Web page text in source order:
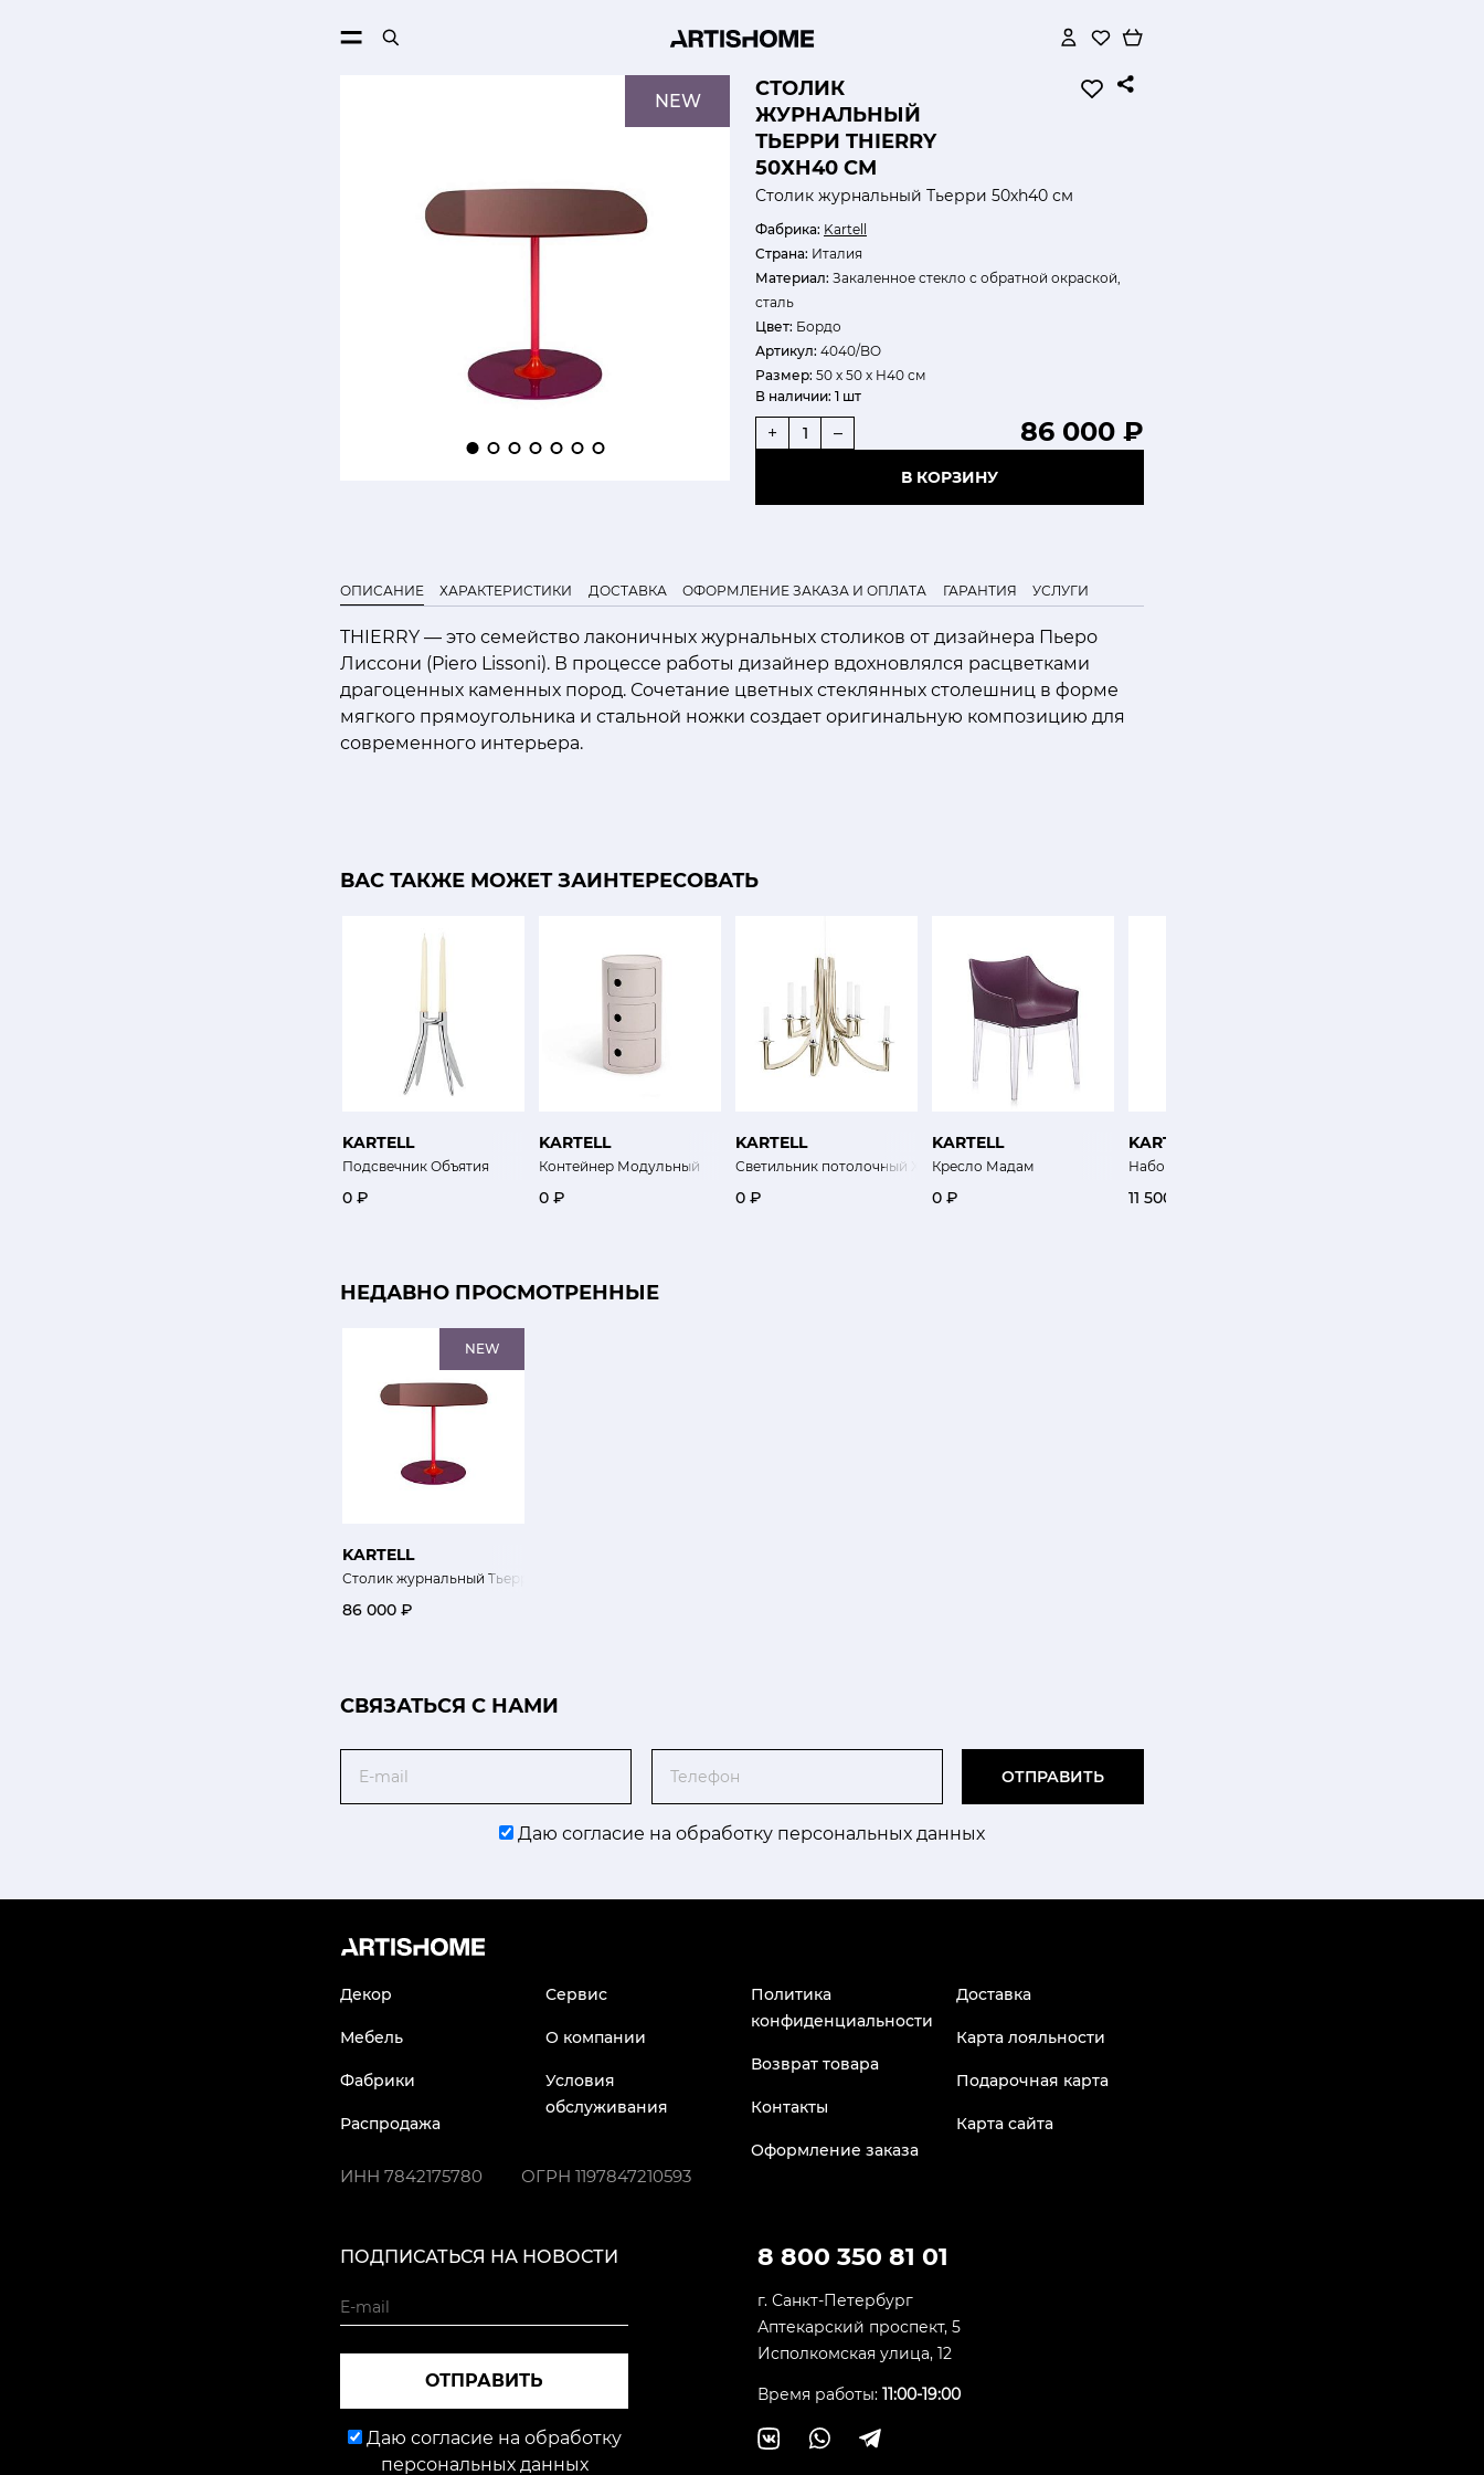
СТОЛИК
ЖУРНАЛЬНЫЙ
ТЬЕРРИ THIERRY
50ХH40 СМ
Столик журнальный Тьерри 50хh40 см
Фабрика: Kartell
Страна: Италия
Материал: Закаленное стекло с обратной окраской,
сталь
Цвет: Бордо
Артикул: 4040/BO
Размер: 50 х 50 х H40 см
В наличии: 1 шт
86 000 ₽
+ –
В КОРЗИНУ
NEW
ОПИСАНИЕ ХАРАКТЕРИСТИКИ ДОСТАВКА ОФОРМЛЕНИЕ ЗАКАЗА И ОПЛАТА ГАРАНТИЯ УСЛУГИ
THIERRY — это семейство лаконичных журнальных столиков от дизайнера Пьеро
Лиссони (Piero Lissoni). В процессе работы дизайнер вдохновлялся расцветками
драгоценных каменных пород. Сочетание цветных стеклянных столешниц в форме
мягкого прямоугольника и стальной ножки создает оригинальную композицию для
современного интерьера.
ВАС ТАКЖЕ МОЖЕТ ЗАИНТЕРЕСОВАТЬ
KARTELL
Подсвечник Объятия
0 ₽
KARTELL
Контейнер Модульный
0 ₽
KARTELL
Светильник потолочный Хан
0 ₽
KARTELL
Кресло Мадам
0 ₽
KARTELL
Набор стаканов Сюжет 4 шт
11 500 ₽
НЕДАВНО ПРОСМОТРЕННЫЕ
NEW
KARTELL
Столик журнальный Тьерри 50хh40 см
86 000 ₽
CВЯЗАТЬСЯ С НАМИ
ОТПРАВИТЬ
Даю согласие на обработку персональных данных
Декор
Мебель
Фабрики
Распродажа
Сервис
О компании
Условия
обслуживания
Политика
конфиденциальности
Возврат товара
Контакты
Оформление заказа
Доставка
Карта лояльности
Подарочная карта
Карта сайта
ИНН 7842175780 ОГРН 1197847210593
8 800 350 81 01
г. Санкт-Петербург
Аптекарский проспект, 5
Исполкомская улица, 12
Время работы: 11:00-19:00
ПОДПИСАТЬСЯ НА НОВОСТИ
ОТПРАВИТЬ
Даю согласие на обработку
персональных данных